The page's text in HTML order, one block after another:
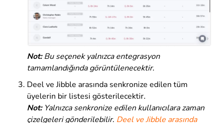
Not:Bu seçenek yalnızca entegrasyon
tamamlandığında görüntülenecektir.
Deel ve Jibble arasında senkronize edilen tüm
üyelerin bir listesi gösterilecektir.
Not:Yalnızca senkronize edilen kullanıcılara zaman
çizelgeleri gönderilebilir. Deel ve Jibble arasında